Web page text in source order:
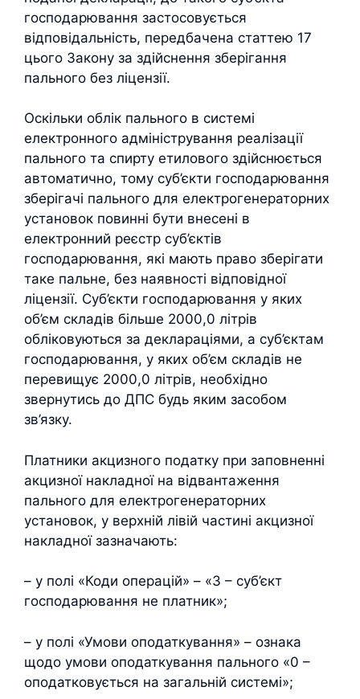
господарювання застосовується
відповідальність, передбачена статтею 17
цього Закону за здійснення зберігання
пального без ліцензії.
Оскільки облік пального в системі
електронного адміністрування реалізації
пального та спирту етилового здійснюється
автоматично, тому суб’єкти господарювання
зберігачі пального для електрогенераторних
установок повинні бути внесені в
електронний реєстр суб’єктів
господарювання, які мають право зберігати
таке пальне, без наявності відповідної
ліцензії. Суб’єкти господарювання у яких
об’єм складів більше 2000,0 літрів
обліковуються за деклараціями, а суб’єктам
господарювання, у яких об’єм складів не
перевищує 2000,0 літрів, необхідно
звернутись до ДПС будь яким засобом
зв’язку.
Платники акцизного податку при заповненні
акцизної накладної на відвантаження
пального для електрогенераторних
установок, у верхній лівій частині акцизної
накладної зазначають:
– у полі «Коди операцій» – «3 – суб’єкт
господарювання не платник»;
– у полі «Умови оподаткування» – ознака
щодо умови оподаткування пального «0 –
оподатковується на загальній системі»;